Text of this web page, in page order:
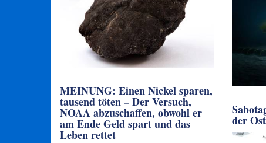
MEINUNG: Einen Nickel sparen,
tausend töten – Der Versuch,
NOAA abzuschaffen, obwohl er
am Ende Geld spart und das
Leben rettet
der